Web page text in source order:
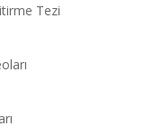
Tezi